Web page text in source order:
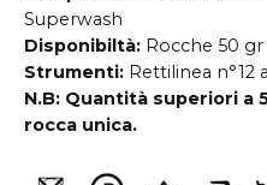
Superwash
Disponibiltà: Rocche 50
Strumenti: Rettilinea n°12
N.B: Quantità superiori a
rocca unica.